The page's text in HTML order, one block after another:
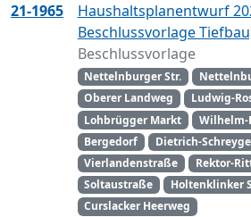
21-1965
Haushaltsplanentwurf
Beschlussvorlage
Beschlussvorlage
Nettelnburger Str.
Oberer Landweg
Ludwig-
Lohbrügger Markt
Wilhelm-
Bergedorf
Dietrich-
Vierlandenstraße
Rektor-
Soltaustraße
Holtenklinker
Curslacker Heerweg